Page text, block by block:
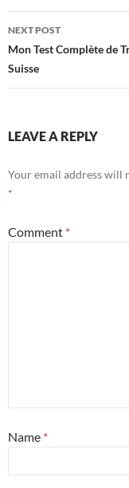
NEXT POST
Mon Test Complète de
Suisse
LEAVE A REPLY
Your email address will
*
Comment *
Name *